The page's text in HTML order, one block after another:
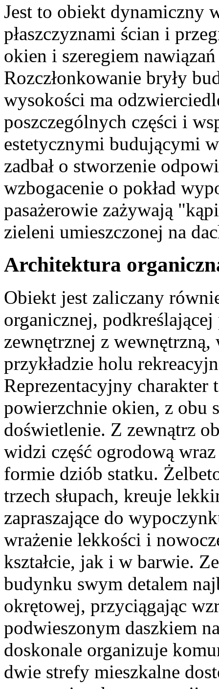
Jest to obiekt dynamiczny
płaszczyznami ścian i
okien i szeregiem
Rozczłonkowanie bryły
wysokości ma
poszczególnych części i
estetycznymi budującymi
zadbał o stworzenie
wzbogacenie o pokład
pasażerowie zażywają
zieleni umieszczonej na
Architektura
Obiekt jest zaliczany
organicznej,
zewnętrznej z
przykładzie holu
Reprezentacyjny charakter
powierzchnie okien, z obu
doświetlenie. Z zewnątrz
widzi część ogrodową
formie dziób statku.
trzech słupach, kreuje
zapraszające do
wrażenie lekkości i
kształcie, jak i w barwie.
budynku swym detalem
okrętowej, przyciągając
podwieszonym daszkiem
doskonale organizuje
dwie strefy mieszkalne